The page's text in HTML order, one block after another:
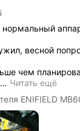
весной
чем
… Читать ещё
ENIFIELD